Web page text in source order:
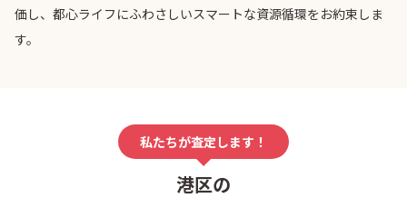
価し、都心ライフにふわさしいスマートな資源循環をお約束しま
す。
私たちが査定します！
港区の